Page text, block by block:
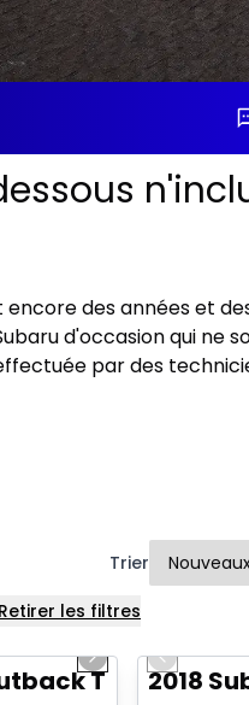
des années et
d'occasion qui ne
par des
Trier
Retirer les filtres
1/14
Next slide
TouringPrevious
2018